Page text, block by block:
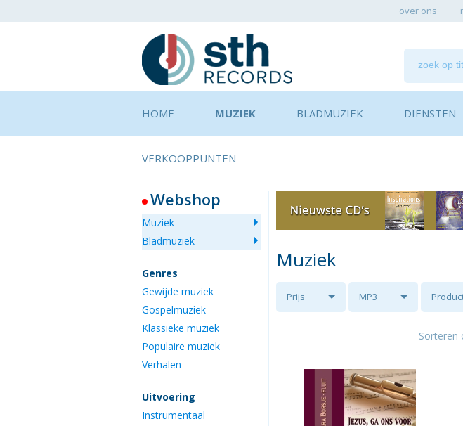
over ons
HOME MUZIEK BLADMUZIEK DIENSTEN
VERKOOPPUNTEN
Webshop
Muziek
Bladmuziek
Genres
Gewijde muziek
Gospelmuziek
Klassieke muziek
Populaire muziek
Verhalen
Uitvoering
Instrumentaal
Muziek
Prijs MP3
Sorteren